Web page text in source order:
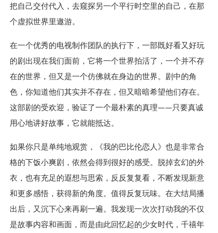
把自己交付代入，去窥探另一个平行时空里的自己，在那
个虚拟世界里遨游。
在一个优秀的电视制作团队的执行下，一部既好看又好玩
的剧出现在我们面前，它将一个世界拍活了，一个并不存
在的世界，但又是一个仿佛就在身边的世界。剧中的角
色，你知道他们其实并不存在，但又暗暗希望他们存在。
这部剧的受欢迎，验证了一个最朴素的真理——只要真诚
用心地讲好故事，它就能抵达。
如果你只是单纯地观赏，《我的巴比伦恋人》也是非常合
格的下饭小爽剧，依然会得到很好的感受。脱掉玄幻的外
衣，也有充足的遐想与思索，反反复复看，不断发现新意
和更多感悟，获得新的角度。值得反复玩味。在大结局播
出后，又沉下心来再刷一遍。我发现一次次打动我的不仅
是故事内容和画面，而是由此回忆起的少女时代，千禧年